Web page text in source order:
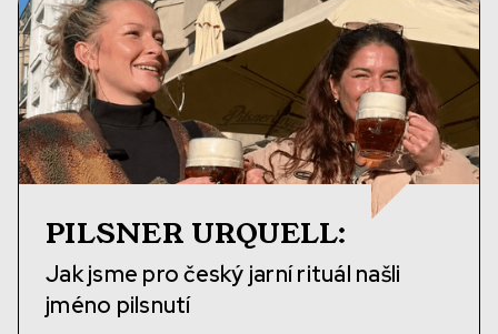
PILSNER URQUELL:
Jak jsme pro český jarní rituál našli
jméno pilsnutí